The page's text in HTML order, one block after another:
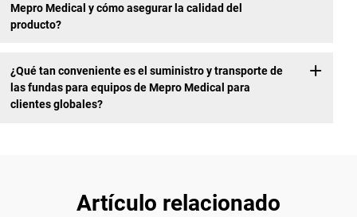
Mepro Medical y cómo asegurar la calidad del
producto?
¿Qué tan conveniente es el suministro y transporte de
las fundas para equipos de Mepro Medical para
clientes globales?
Artículo relacionado